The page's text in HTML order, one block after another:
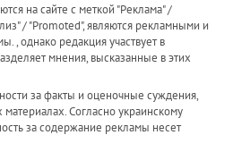
на сайте с меткой "Реклама" /
/ "Promoted", являются рекламными и
, однако редакция участвует в
мнения, высказанные в этих
за факты и оценочные суждения,
Согласно украинскому
за содержание рекламы несет